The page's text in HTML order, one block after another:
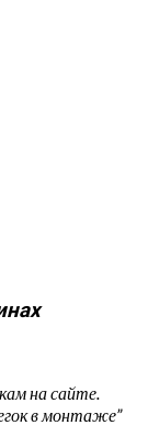
на сайте.
в монтаже”